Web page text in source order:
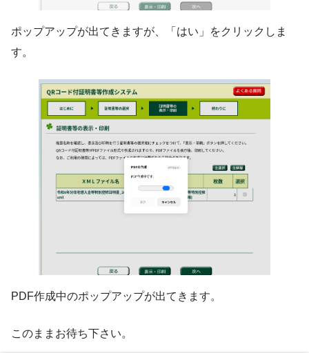
ポップアップが出てきますが、「はい」をクリックしま
す。
PDF作成中のポップアップが出てきます。
このままお待ち下さい。